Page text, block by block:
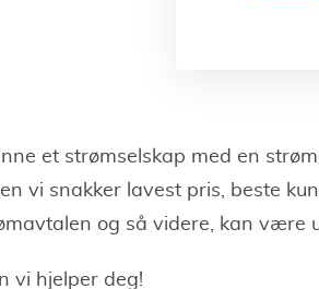
et strømselskap med en
vi snakker lavest pris, beste
og så videre, kan være
vi hjelper deg!